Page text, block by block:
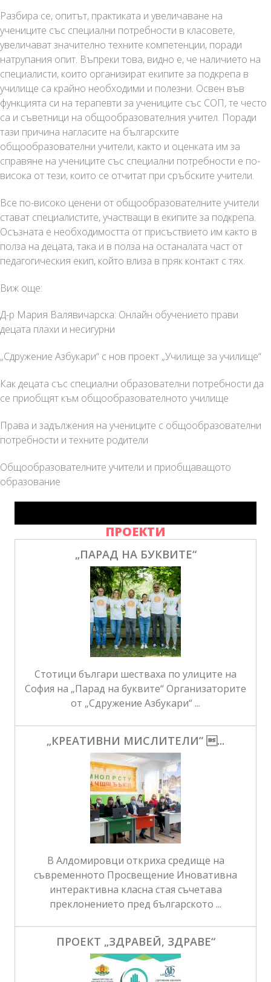
Разбира се, опитът, практиката и увеличаване на
учениците със специални потребности в класовете,
увеличават значително техните компетенции, поради
натрупания опит. Въпреки това, видно е, че наличието на
специалисти, които организират екипите за подкрепа в
училище са крайно необходими и полезни. Освен във
функцията си на терапевти за учениците със СОП, те често
са и съветници на общообразователния учител. Поради
тази причина нагласите на българските
общообразователни учители, както и оценката им за
справяне на учениците със специални потребности е по-
висока от тези, които се отчитат при сръбските учители.
Все по-високо ценени от общообразователните учители
стават специалистите, участващи в екипите за подкрепа.
Осъзната е необходимостта от присъствието им както в
полза на децата, така и в полза на останалата част от
педагогическия екип, който влиза в пряк контакт с тях.
Виж още:
Д-р Мария Валявичарска: Онлайн обучението прави
децата плахи и несигурни
„Сдружение Азбукари“ с нов проект „Училище за училище“
Как децата със специални образователни потребности да
се приобщят към общообразователното училище
Права и задължения на учениците с общообразователни
потребности и техните родители
Общообразователните учители и приобщаващото
образование
ПРОЕКТИ
„ПАРАД НА БУКВИТЕ“
Стотици българи шестваха по улиците на
София на „Парад на буквите“ Организаторите
от „Сдружение Азбукари“ ...
„КРЕАТИВНИ МИСЛИТЕЛИ” ...
В Алдомировци откриха средище на
съвременното Просвещение Иновативна
интерактивна класна стая съчетава
преклонението пред българското ...
ПРОЕКТ „ЗДРАВЕЙ, ЗДРАВЕ“